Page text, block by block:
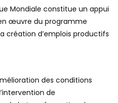
Mondiale constitue un appui
œuvre du programme
création d’emplois productifs
des conditions
de